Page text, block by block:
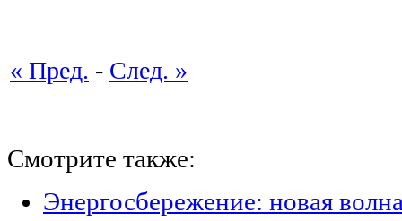
« Пред. - След. »
Смотрите также:
Энергосбережение: новая